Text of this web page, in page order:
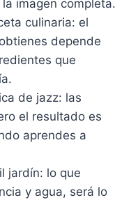
imagen completa.
culinaria: el
depende
que
de jazz: las
el resultado es
aprendes a
jardín: lo que
y agua, será lo